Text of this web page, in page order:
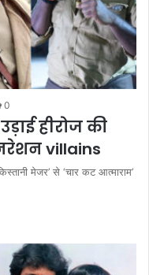
0
हीरोज की
villains
मेजर’ से ‘चार कट आत्माराम’